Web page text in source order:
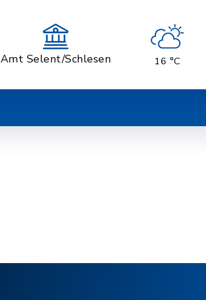
Amt Selent/Schlesen 16 °C